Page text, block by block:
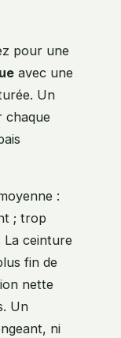
pour une
avec une
Un
chaque
:
; trop
La ceinture
fin de
nette
Un
ni